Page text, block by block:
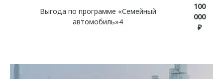
Выгода по программе «Семейный
автомобиль»4
100
000
₽